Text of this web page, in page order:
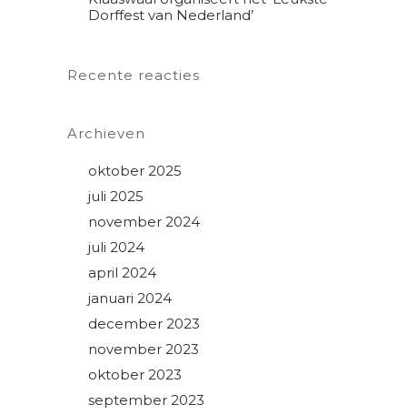
Dorffest van Nederland’
Recente reacties
Archieven
oktober 2025
juli 2025
november 2024
juli 2024
april 2024
januari 2024
december 2023
november 2023
oktober 2023
september 2023